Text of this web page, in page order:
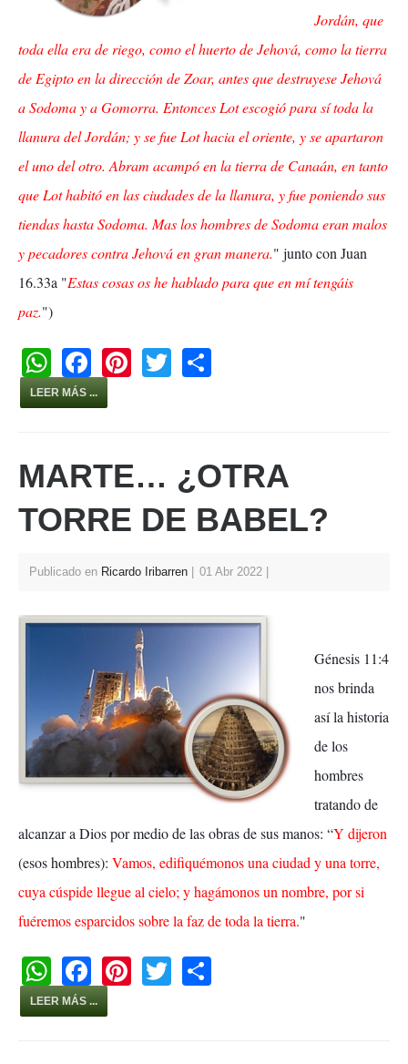
Jordán, que
toda ella era de riego, como el huerto de Jehová, como la tierra
de Egipto en la dirección de Zoar, antes que destruyese Jehová
a Sodoma y a Gomorra. Entonces Lot escogió para sí toda la
llanura del Jordán; y se fue Lot hacia el oriente, y se apartaron
el uno del otro. Abram acampó en la tierra de Canaán, en tanto
que Lot habitó en las ciudades de la llanura, y fue poniendo sus
tiendas hasta Sodoma. Mas los hombres de Sodoma eran malos
y pecadores contra Jehová en gran manera." junto con Juan
16.33a "Estas cosas os he hablado para que en mí tengáis
paz.")
W
h
at
A
p
p
F
a
c
b
o
o
k
Pi
st
T
LEER MÁS ...
MARTE… ¿OTRA
TORRE DE BABEL?
Publicado en Ricardo Iribarren 01 Abr 2022
Génesis 11:4
nos brinda
así la historia
de los
hombres
tratando de
alcanzar a Dios por medio de las obras de sus manos: “Y dijeron
(esos hombres): Vamos, edifiquémonos una ciudad y una torre,
cuya cúspide llegue al cielo; y hagámonos un nombre, por si
fuéremos esparcidos sobre la faz de toda la tierra."
W
h
at
F
a
c
Pi
T
LEER MÁS ...